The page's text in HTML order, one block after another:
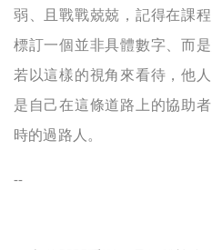
弱、且戰戰兢兢，記得在課
標訂一個並非具體數字、而
若以這樣的視角來看待，他
是自己在這條道路上的協助
時的過路人。
--